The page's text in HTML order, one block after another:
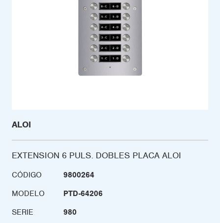
ALOI
EXTENSION 6 PULS. DOBLES PLACA ALOI
CÓDIGO
9800264
MODELO
PTD-64206
SERIE
980